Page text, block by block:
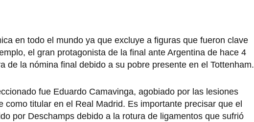
en todo el mundo ya que excluye a figuras que fueron clave
el gran protagonista de la final ante Argentina de hace 4
de la nómina final debido a su pobre presente en el Tottenham.
fue Eduardo Camavinga, agobiado por las lesiones
titular en el Real Madrid. Es importante precisar que el
por Deschamps debido a la rotura de ligamentos que sufrió